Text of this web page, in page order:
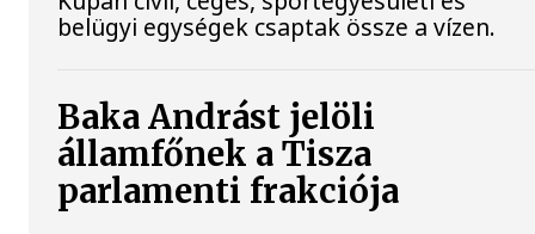
belügyi egységek csaptak össze a vízen.
Baka Andrást jelöli
államfőnek a Tisza
parlamenti frakciója